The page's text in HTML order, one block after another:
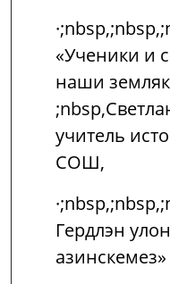
«Ученики и
наши
учитель
СОШ,
Гердлэн
азинскемез»